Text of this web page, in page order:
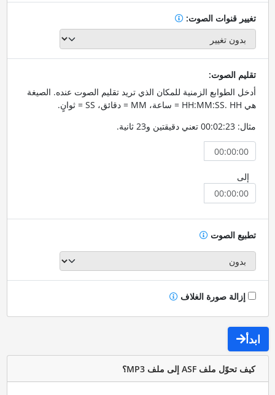
تغيير قنوات الصوت:
تقليم الصوت:
أدخل الطوابع الزمنية للمكان الذي تريد تقليم الصوت عنده. الصيغة
هي HH:MM:SS. HH = ساعة، MM = دقائق، SS = ثوانٍ.
مثال: 00:02:23 تعني دقيقتين و23 ثانية.
إلى
تطبيع الصوت
إزالة صورة الغلاف
ابدأ
كيف تحوّل ملف ASF إلى ملف MP3؟